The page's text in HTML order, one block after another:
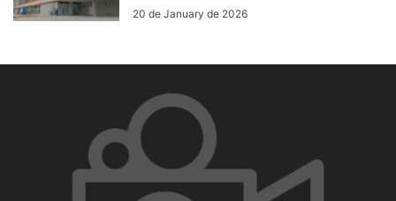
20 de January de 2026